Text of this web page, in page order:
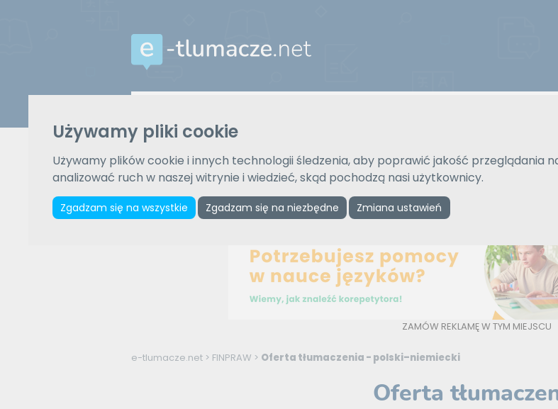
Używamy pliki cookie
Używamy plików cookie i innych technologii śledzenia, aby poprawić jakość przeglądania
analizować ruch w naszej witrynie i wiedzieć, skąd pochodzą nasi użytkownicy.
Zgadzam się na wszystkie Zgadzam się na niezbędne Zmiana ustawień
Wybierz język
ZAMÓW REKLAMĘ W TYM MIEJSCU
e-tlumacze.net> FINPRAW > Oferta tłumaczenia - polski–niemiecki
Oferta